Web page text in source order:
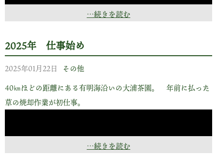
無口な職人も良いけど この『人柄』、見習いたいものです。
胸につかえていた一連の作業、終了。
…続きを読む
2025年 仕事始め
2025年01月22日
その他
40㎞ほどの距離にある有明海沿いの大浦茶園。 年前に払った
草の焼却作業が初仕事。
…続きを読む